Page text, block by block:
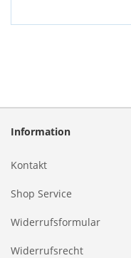
Information
Kontakt
Shop Service
Widerrufsformular
Widerrufsrecht